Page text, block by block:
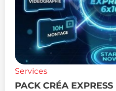
Services
PACK CRÉA EXPRESS